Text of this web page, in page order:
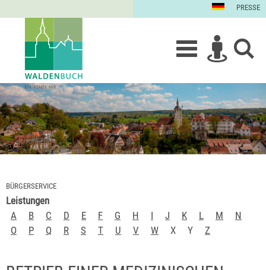
PRESSE
BÜRGERSERVICE
Leistungen
A
B C D E F G H I J K L M
N
O
P Q R S T U V W X Y Z